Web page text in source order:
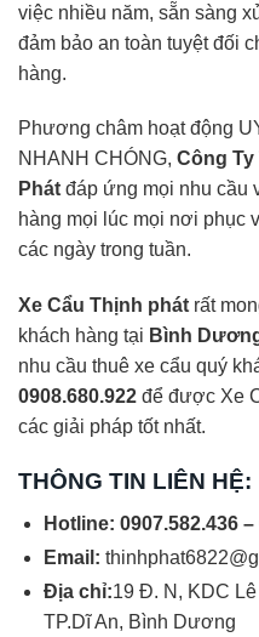
việc nhiều năm, sẵn sàng
đảm bảo an toàn tuyệt đối
hàng.
Phương châm hoạt động
NHANH CHÓNG, Công Ty
Phát đáp ứng mọi nhu cầu
hàng mọi lúc mọi nơi phục
các ngày trong tuần.
Xe Cẩu Thịnh phát rất
khách hàng tại Bình
nhu cầu thuê xe cẩu quý
0908.680.922 để được Xe
các giải pháp tốt nhất.
THÔNG TIN LIÊN HỆ:
Hotline: 0907.582.436
Email:
Địa chỉ:19 Đ. N, KDC
TP.Dĩ An, Bình Dương